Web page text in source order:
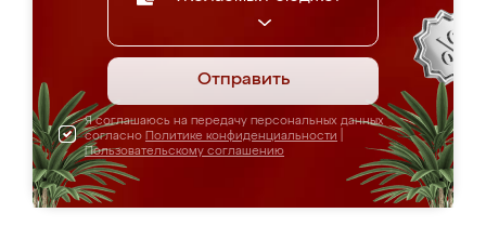
Отправить
Я соглашаюсь на передачу персональных данных
согласно Политике конфиденциальности
Пользовательскому соглашению